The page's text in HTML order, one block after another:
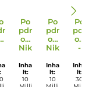
Mehr